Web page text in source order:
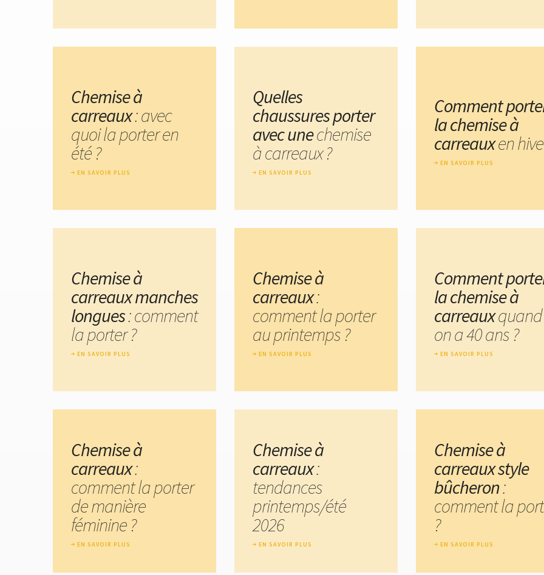
Chemise à
carreaux: avec
quoi la porter en
été ?
EN SAVOIR PLUS
Quelles
chaussures porter
avec unechemise
à carreaux ?
EN SAVOIR PLUS
Comment
la chemise à
carreauxen
EN SAVOIR PLUS
Chemise à
carreaux manches
longues: comment
la porter ?
EN SAVOIR PLUS
Chemise à
carreaux:
comment la porter
au printemps ?
EN SAVOIR PLUS
Comment
la chemise à
carreauxquand
on a 40 ans ?
EN SAVOIR PLUS
Chemise à
carreaux:
comment la porter
de manière
féminine ?
EN SAVOIR PLUS
Chemise à
carreaux:
tendances
printemps/été
2026
EN SAVOIR PLUS
Chemise à
carreaux style
bûcheron:
comment la
?
EN SAVOIR PLUS